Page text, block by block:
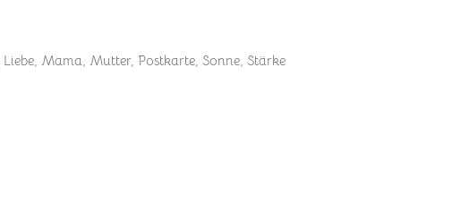
Liebe, Mama, Mutter, Postkarte, Sonne, Stärke